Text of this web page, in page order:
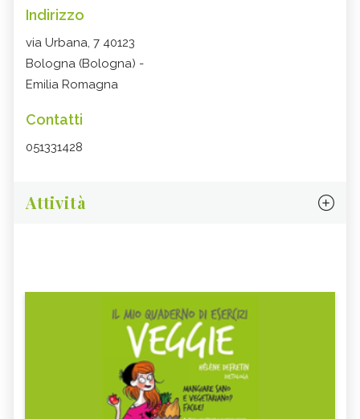
Indirizzo
via Urbana, 7 40123
Bologna (Bologna) -
Emilia Romagna
Contatti
051331428
Attività